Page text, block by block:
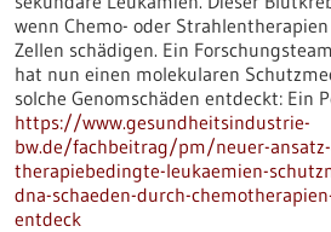
wenn Chemo- oder
Zellen schädigen. Ein
hat nun einen molekularen
solche Genomschäden entdeckt: Ein
https://www.gesundheitsindustrie-
bw.de/fachbeitrag/pm/neuer-
therapiebedingte-leukaemien-
dna-schaeden-durch-
entdeck